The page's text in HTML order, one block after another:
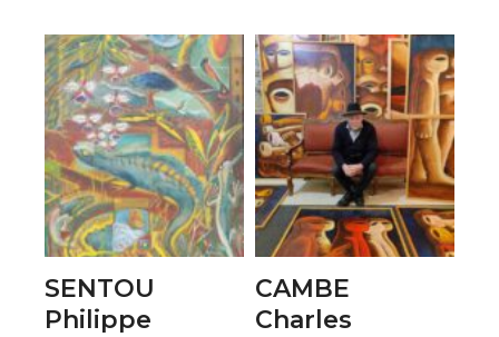
SENTOU
Philippe
CAMBE
Charles